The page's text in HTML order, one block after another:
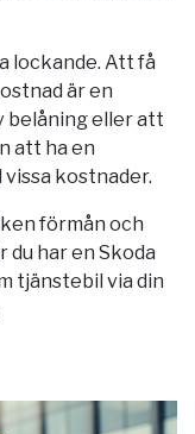
lockande. Att få
är en
belåning eller att
att ha en
kostnader.
förmån och
har en Skoda
tjänstebil via din